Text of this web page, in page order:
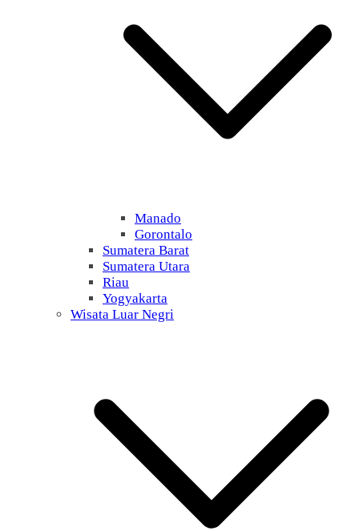
Manado
Gorontalo
Sumatera Barat
Sumatera Utara
Riau
Yogyakarta
Wisata Luar Negri